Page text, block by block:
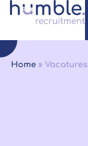
Home »Vacatures